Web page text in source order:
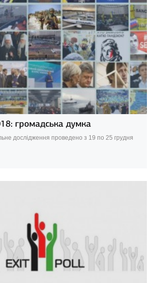
громадська думка
дослідження проведено з 19 по 25 грудня